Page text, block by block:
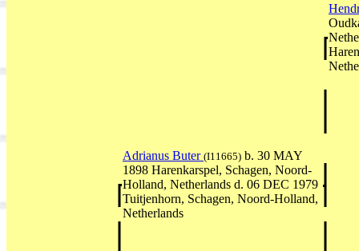
Adrianus Buter (I11665) b. 30 MAY
1898 Harenkarspel, Schagen, Noord-
Holland, Netherlands d. 06 DEC 1979
Tuitjenhorn, Schagen, Noord-Holland,
Netherlands